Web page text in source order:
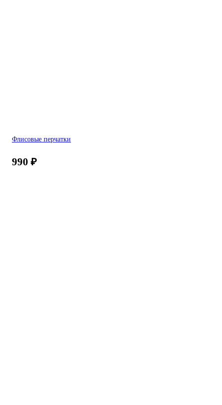
Флисовые перчатки
990 ₽